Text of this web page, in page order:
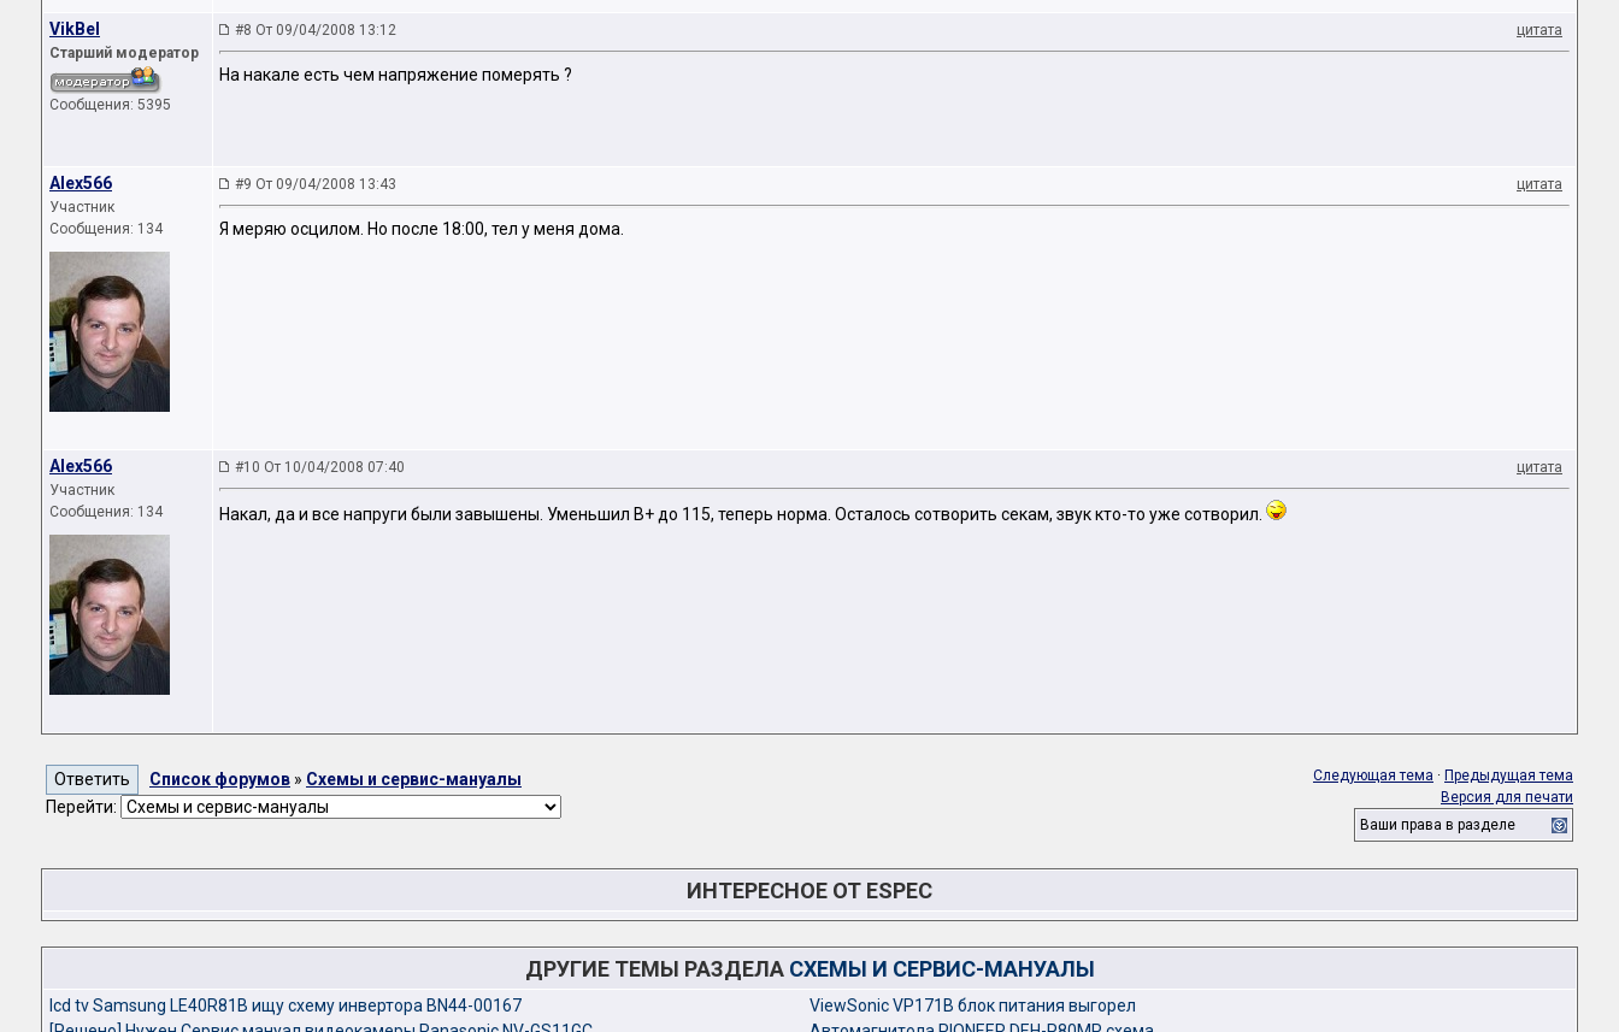
VikBel
Старший модератор
Сообщения: 5395
#8 От 09/04/2008 13:12 цитата
На накале есть чем напряжение померять ?
Alex566
Участник
Сообщения: 134
#9 От 09/04/2008 13:43 цитата
Я меряю осцилом. Но после 18:00, тел у меня дома.
Alex566
Участник
Сообщения: 134
#10 От 10/04/2008 07:40 цитата
Накал, да и все напруги были завышены. Уменьшил В+ до 115, теперь норма. Осталось сотворить секам, звук кто-то уже сотворил.
Список форумов » Схемы и сервис-мануалы
Перейти:
Следующая тема · Предыдущая тема
Версия для печати
Ваши права в разделе
ИНТЕРЕСНОЕ ОТ ESPEC
ДРУГИЕ ТЕМЫ РАЗДЕЛА СХЕМЫ И СЕРВИС-МАНУАЛЫ
lcd tv Samsung LE40R81B ищу схему инвертора BN44-00167
ViewSonic VP171B блок питания выгорел